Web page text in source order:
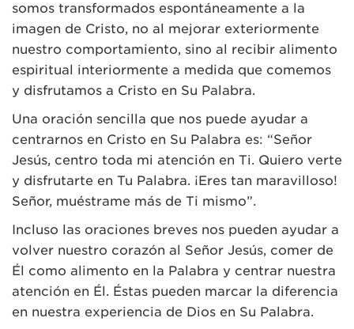
somos transformados espontáneamente a la
imagen de Cristo, no al mejorar exteriormente
nuestro comportamiento, sino al recibir alimento
espiritual interiormente a medida que comemos
y disfrutamos a Cristo en Su Palabra.
Una oración sencilla que nos puede ayudar a
centrarnos en Cristo en Su Palabra es: “Señor
Jesús, centro toda mi atención en Ti. Quiero verte
y disfrutarte en Tu Palabra. ¡Eres tan maravilloso!
Señor, muéstrame más de Ti mismo”.
Incluso las oraciones breves nos pueden ayudar a
volver nuestro corazón al Señor Jesús, comer de
Él como alimento en la Palabra y centrar nuestra
atención en Él. Éstas pueden marcar la diferencia
en nuestra experiencia de Dios en Su Palabra.